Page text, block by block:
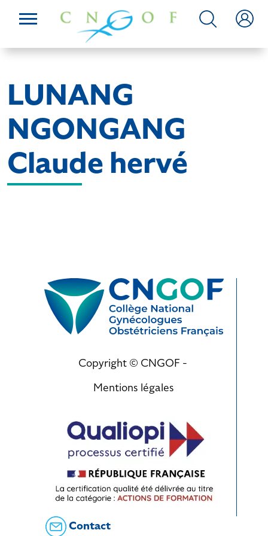
LUNANG
NGONGANG
Claude hervé
Copyright © CNGOF -
Mentions légales
Contact